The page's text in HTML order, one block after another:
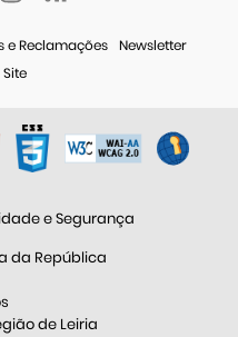
e Reclamações
Newsletter
e Segurança
da República
de Leiria